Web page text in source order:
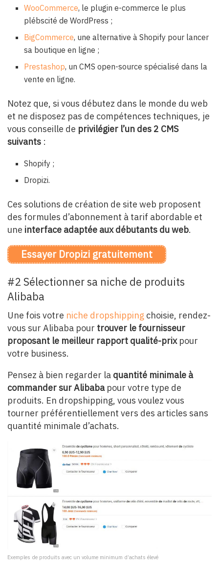
WooCommerce, le plugin e-commerce le plus
plébscité de WordPress ;
BigCommerce, une alternative à Shopify pour lancer
sa boutique en ligne ;
Prestashop, un CMS open-source spécialisé dans la
vente en ligne.
Notez que, si vous débutez dans le monde du web
et ne disposez pas de compétences techniques, je
vous conseille de privilégier l’un des 2 CMS
suivants :
Shopify ;
Dropizi.
Ces solutions de création de site web proposent
des formules d’abonnement à tarif abordable et
une interface adaptée aux débutants du web.
Essayer Dropizi gratuitement
#2 Sélectionner sa niche de produits
Alibaba
Une fois votre niche dropshipping choisie, rendez-
vous sur Alibaba pour trouver le fournisseur
proposant le meilleur rapport qualité-prixpour
votre business.
Pensez à bien regarder la quantité minimale à
commander sur Alibabapour votre type de
produits. En dropshipping, vous voulez vous
tourner préférentiellement vers des articles sans
quantité minimale d’achats.
Exemples de produits avec un volume minimum d’achats élevé